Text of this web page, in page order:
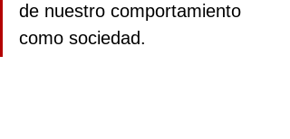
de nuestro comportamiento
como sociedad.